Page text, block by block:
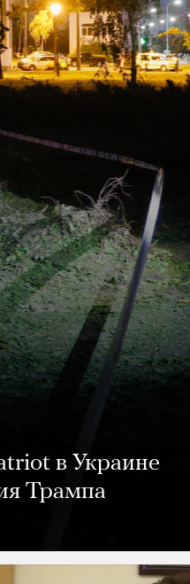
в Украине
Трампа